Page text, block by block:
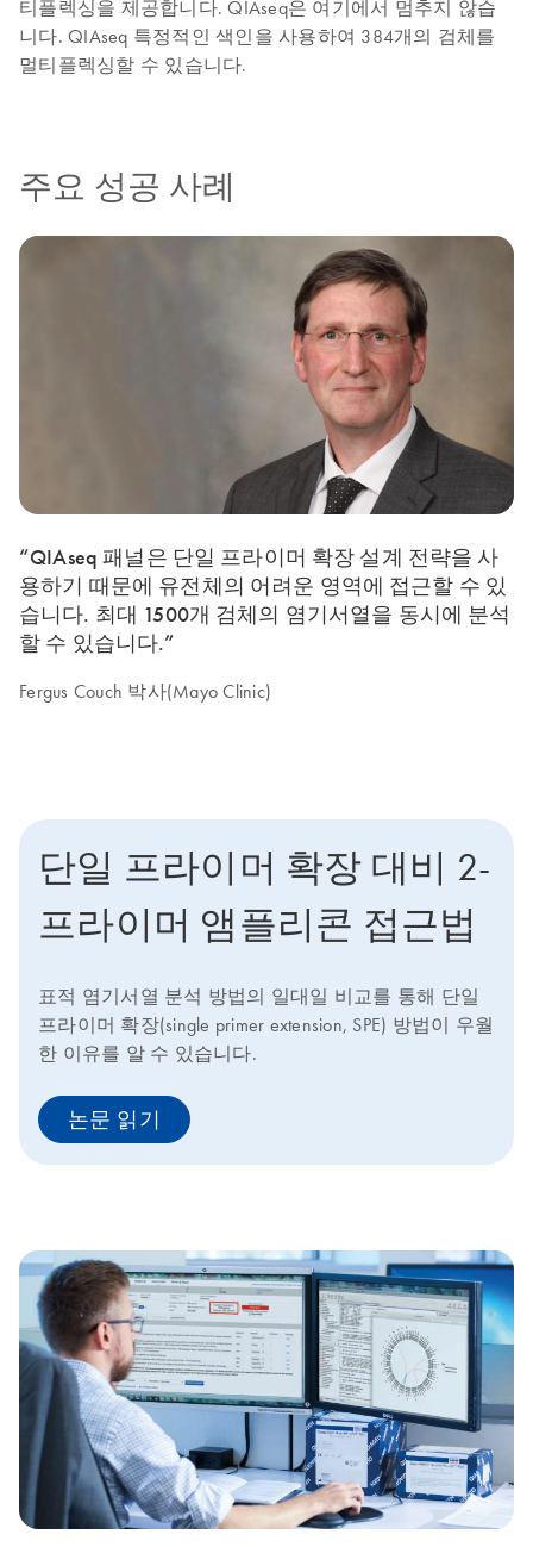
티플렉싱을 제공합니다. QIAseq은 여기에서 멈추지 않습
니다. QIAseq 특정적인 색인을 사용하여 384개의 검체를
멀티플렉싱할 수 있습니다.
주요 성공 사례
“QIAseq 패널은 단일 프라이머 확장 설계 전략을 사
용하기 때문에 유전체의 어려운 영역에 접근할 수 있
습니다. 최대 1500개 검체의 염기서열을 동시에 분석
할 수 있습니다.”
Fergus Couch 박사(Mayo Clinic)
단일 프라이머 확장 대비 2-
프라이머 앰플리콘 접근법
표적 염기서열 분석 방법의 일대일 비교를 통해 단일
프라이머 확장(single primer extension, SPE) 방법이 우월
한 이유를 알 수 있습니다.
논문 읽기